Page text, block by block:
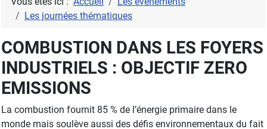
Les journées thématiques
COMBUSTION DANS LES FOYERS
INDUSTRIELS : OBJECTIF ZERO
EMISSIONS
La combustion fournit 85 % de l’énergie primaire dans le
monde mais soulève aussi des défis environnementaux du fait